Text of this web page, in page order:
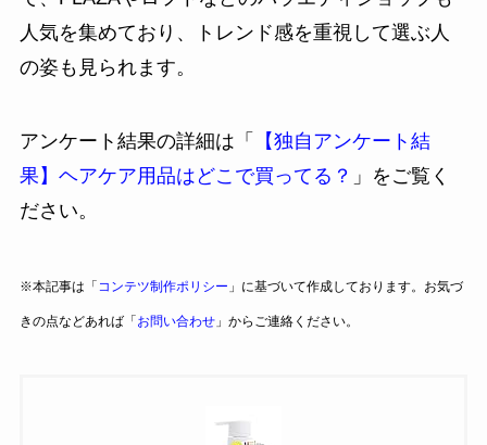
人気を集めており、トレンド感を重視して選ぶ人
の姿も見られます。
アンケート結果の詳細は「
【独自アンケート結
果】ヘアケア用品はどこで買ってる？ 」をご覧く
ださい。
※本記事は「 コンテツ制作ポリシー 」に基づいて作成しております。お気づ
きの点などあれば「お問い合わせ」からご連絡ください。